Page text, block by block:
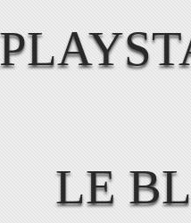
LE